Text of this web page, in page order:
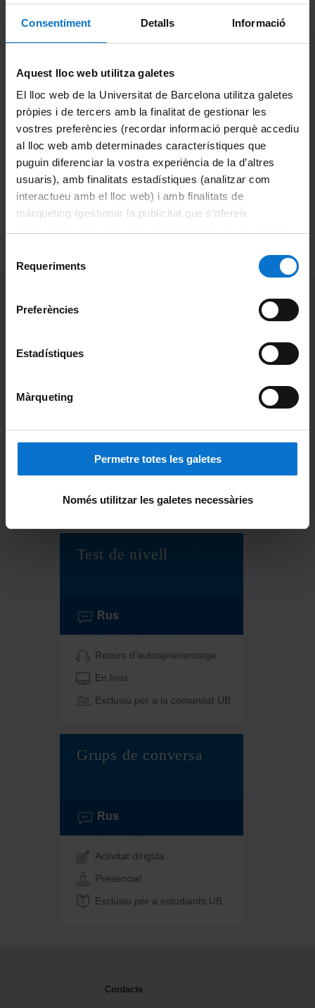
Consentiment Detalls Informació
Aquest lloc web utilitza galetes
El lloc web de la Universitat de Barcelona utilitza galetes
pròpies i de tercers amb la finalitat de gestionar les
vostres preferències (recordar informació perquè accediu
al lloc web amb determinades característiques que
puguin diferenciar la vostra experiència de la d’altres
usuaris), amb finalitats estadístiques (analitzar com
interactueu amb el lloc web) i amb finalitats de
màrqueting (gestionar la publicitat que s’ofereix
consultar laPolítica de galetes del lloc web de la
Requeriments
Preferències
Estadístiques
Màrqueting
Permetre totes les galetes
Només utilitzar les galetes necessàries
Crèdits:
Centres d'Autoaprenentatge de
Llengües. Serveis Lingüístics
No cal inscripció. Recurs gratuït per a
la comunitat UB.
Torna enrere
També et pot interessar:
En ruta cap al B2!
Recurs d'autoaprenentatge
En línia
Obert a tothom
Test de nivell
Rus
Recurs d'autoaprenentatge
En línia
Exclusiu per a la comunitat UB
Grups de conversa
Rus
Activitat dirigida
Presencial
Exclusiu per a estudiants UB
Contacte